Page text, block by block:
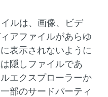
ルは、画像、ビデ
アファイルがあらゆ
表示されないように
隠しファイルであ
エクスプローラーか
部のサードパーティ